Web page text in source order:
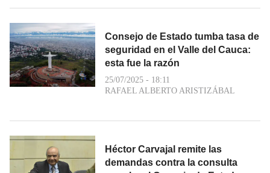
Consejo de Estado tumba tasa de
seguridad en el Valle del Cauca:
esta fue la razón
25/07/2025 - 18:11
RAFAEL ALBERTO ARISTIZÁBAL
Héctor Carvajal remite las
demandas contra la consulta